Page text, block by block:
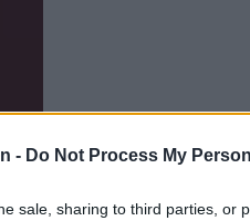
- Do Not Process My
sale, sharing to third parties, or